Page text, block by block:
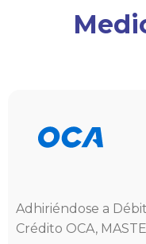
Adhiriéndose a
Crédito OCA,